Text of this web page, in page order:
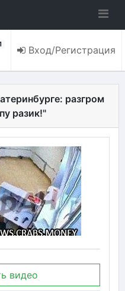
Вход/Регистрация
разгром
разик!"
видео